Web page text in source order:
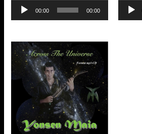
Tocador
00:00 00:00
Tocador